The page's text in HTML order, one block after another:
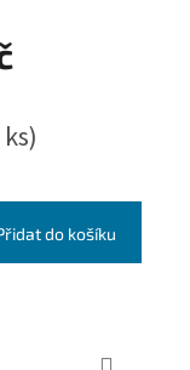
do košíku